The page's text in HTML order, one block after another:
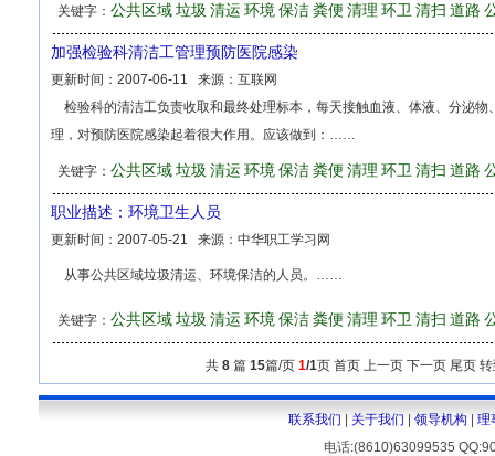
关键字： 公共区域垃圾 清运 环境 保洁粪便 清理 环卫 清扫 道路
加强检验科清洁工管理预防医院感染
更新时间： 2007-06-11 来源： 互联网
检验科的清洁工负责收取和最终处理标本，每天接触血液、体液、分泌物
理，对预防医院感染起着很大作用。应该做到：……
关键字： 公共区域垃圾 清运 环境 保洁粪便 清理 环卫 清扫 道路
职业描述：环境卫生人员
更新时间： 2007-05-21 来源： 中华职工学习网
从事公共区域垃圾清运、环境保洁的人员。……
关键字： 公共区域垃圾 清运 环境 保洁粪便 清理 环卫 清扫 道路
共 8 篇 15篇/页 1/1页 首页 上一页 下一页 尾页
联系我们 关于我们 领导机构
理
电话:(8610)63099535